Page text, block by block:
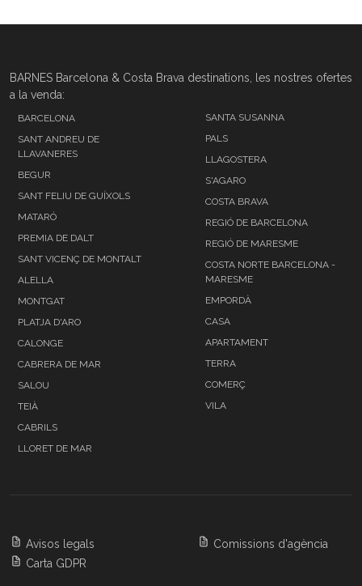
BARNES Barcelona & Costa Brava destinations, les nostres ofertes
a la venda:
BARCELONA
SANT ANDREU DE
LLAVANERES
BEGUR
SANT FELIU DE GUÍXOLS
MATARÓ
PREMIA DE DALT
SANT VICENÇ DE MONTALT
ALELLA
MONTGAT
PLATJA D'ARO
CALONGE
CABRERA DE MAR
SALOU
TEIÀ
CABRILS
LLORET DE MAR
SANTA SUSANNA
PALS
LLAGOSTERA
S'AGARO
COSTA BRAVA
REGIÓ DE BARCELONA
REGIÓ DE MARESME
COSTA NORTE BARCELONA -
MARESME
EMPORDÀ
CASA
APARTAMENT
TERRA
COMERÇ
VILA
Avisos legals
Carta GDPR
Comissions d'agència